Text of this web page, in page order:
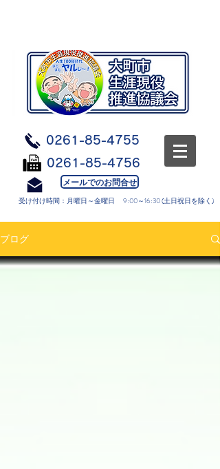
0261-85-4755
0261-85-4756
メールでのお問合せ
受け付け時間：月曜日～金曜日 9:00～16:30 (土日祝日を除く)
ブログ